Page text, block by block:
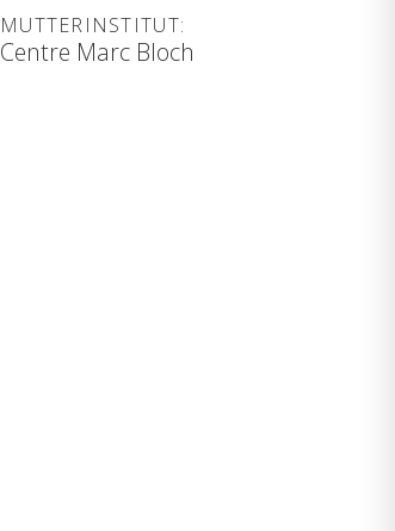
MUTTERINSTITUT:
Centre Marc Bloch